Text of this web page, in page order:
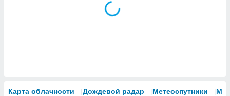
Карта облачности Дождевой радар Метеоспутники